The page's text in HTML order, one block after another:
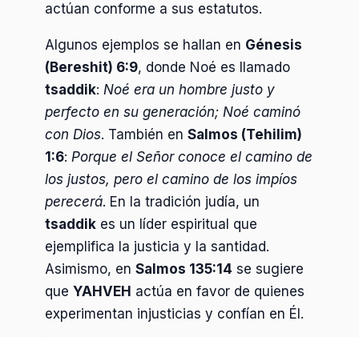
actúan conforme a sus estatutos.
Algunos ejemplos se hallan en Génesis
(Bereshit) 6:9, donde Noé es llamado
tsaddik: Noé era un hombre justo y
perfecto en su generación; Noé caminó
con Dios. También en Salmos (Tehilim)
1:6: Porque el Señor conoce el camino de
los justos, pero el camino de los impíos
perecerá. En la tradición judía, un
tsaddik es un líder espiritual que
ejemplifica la justicia y la santidad.
Asimismo, en Salmos 135:14 se sugiere
que YAHVEH actúa en favor de quienes
experimentan injusticias y confían en Él.